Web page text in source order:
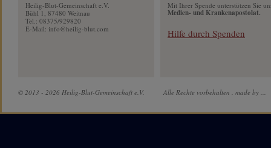
Heilig-Blut-Gemeinschaft e.V.
Bühl 1, 87480 Weitnau
Tel.: 08375/929820
E-Mail: info@heilig-blut.com
Mit Ihrer Spende unterstützen Sie
Medien- und Krankenapostolat.
Hilfe durch Spenden
© 2013 - 2026 Heilig-Blut-Gemeinschaft e.V. Alle Rechte vorbehalten . made by ...